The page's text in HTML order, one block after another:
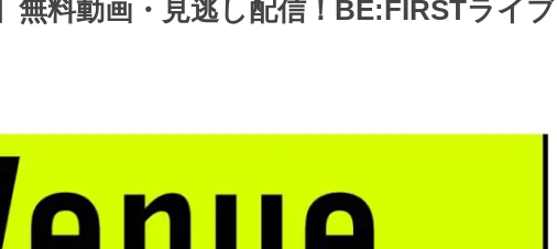
無料動画・見逃し配信！BE:FIRSTライブ